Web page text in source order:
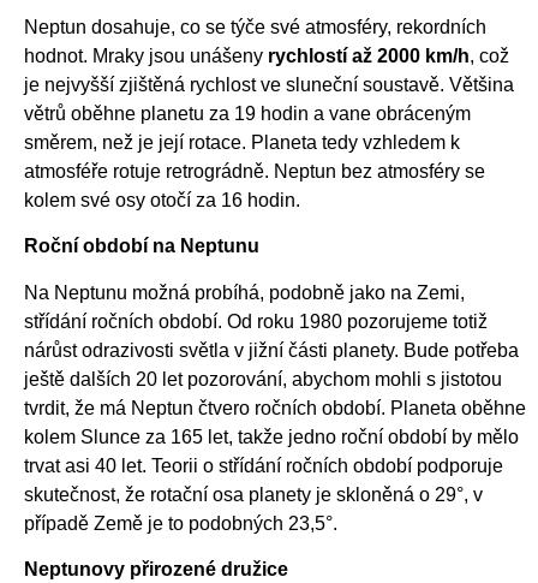
Neptun dosahuje, co se týče své atmosféry, rekordních
hodnot. Mraky jsou unášeny rychlostí až 2000 km/h, což
je nejvyšší zjištěná rychlost ve sluneční soustavě. Většina
větrů oběhne planetu za 19 hodin a vane obráceným
směrem, než je její rotace. Planeta tedy vzhledem k
atmosféře rotuje retrográdně. Neptun bez atmosféry se
kolem své osy otočí za 16 hodin.
Roční období na Neptunu
Na Neptunu možná probíhá, podobně jako na Zemi,
střídání ročních období. Od roku 1980 pozorujeme totiž
nárůst odrazivosti světla v jižní části planety. Bude potřeba
ještě dalších 20 let pozorování, abychom mohli s jistotou
tvrdit, že má Neptun čtvero ročních období. Planeta oběhne
kolem Slunce za 165 let, takže jedno roční období by mělo
trvat asi 40 let. Teorii o střídání ročních období podporuje
skutečnost, že rotační osa planety je skloněná o 29°, v
případě Země je to podobných 23,5°.
Neptunovy přirozené družice